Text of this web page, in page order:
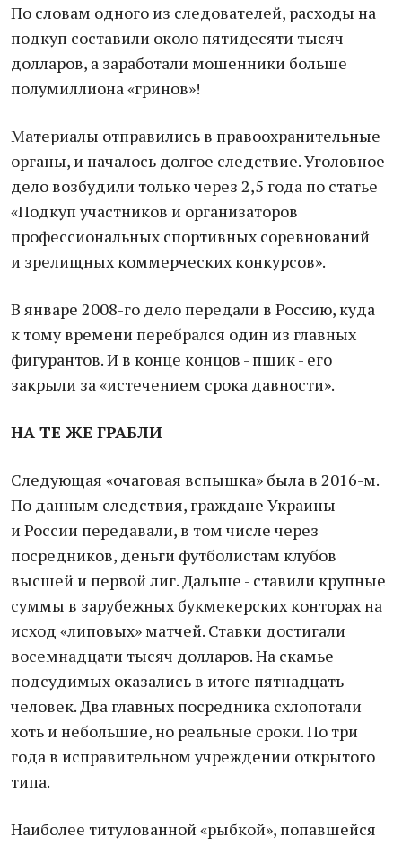
По словам одного из следователей, расходы на
подкуп составили около пятидесяти тысяч
долларов, а заработали мошенники больше
полумиллиона «гринов»!
Материалы отправились в правоохранительные
органы, и началось долгое следствие. Уголовное
дело возбудили только через 2,5 года по статье
«Подкуп участников и организаторов
профессиональных спортивных соревнований
и зрелищных коммерческих конкурсов».
В январе 2008-го дело передали в Россию, куда
к тому времени перебрался один из главных
фигурантов. И в конце концов - пшик - его
закрыли за «истечением срока давности».
НА ТЕ ЖЕ ГРАБЛИ
Следующая «очаговая вспышка» была в 2016-м.
По данным следствия, граждане Украины
и России передавали, в том числе через
посредников, деньги футболистам клубов
высшей и первой лиг. Дальше - ставили крупные
суммы в зарубежных букмекерских конторах на
исход «липовых» матчей. Ставки достигали
восемнадцати тысяч долларов. На скамье
подсудимых оказались в итоге пятнадцать
человек. Два главных посредника схлопотали
хоть и небольшие, но реальные сроки. По три
года в исправительном учреждении открытого
типа.
Наиболее титулованной «рыбкой», попавшейся